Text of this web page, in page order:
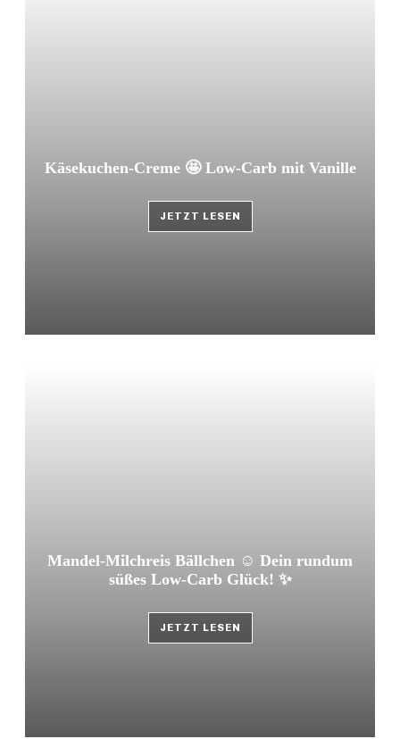
Käsekuchen-Creme 🤩 Low-Carb mit Vanille
JETZT LESEN
Mandel-Milchreis Bällchen ☺️ Dein rundum
süßes Low-Carb Glück! ✨
JETZT LESEN